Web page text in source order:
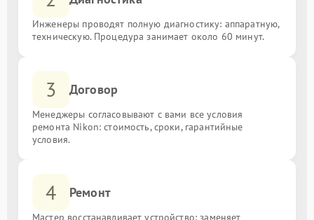
Инженеры проводят полную диагностику: аппаратную,
техническую. Процедура занимает около 60 минут.
3 Договор
Менеджеры согласовывают с вами все условия
ремонта Nikon: стоимость, сроки, гарантийные
условия.
4 Ремонт
Мастер восстанавливает устройство: заменяет